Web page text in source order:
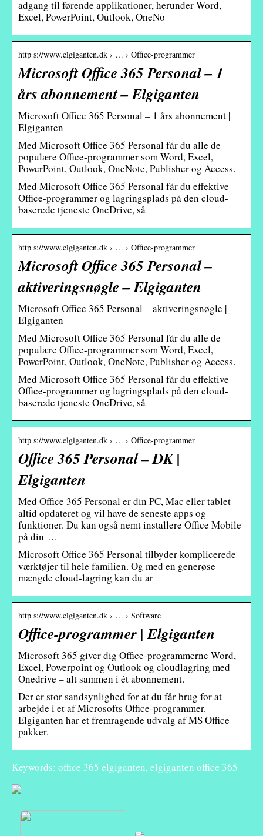
adgang til førende applikationer, herunder Word,
Excel, PowerPoint, Outlook, OneNo
http s://www.elgiganten.dk › … › Office-programmer
Microsoft Office 365 Personal – 1
års abonnement – Elgiganten
Microsoft Office 365 Personal – 1 års abonnement |
Elgiganten
Med Microsoft Office 365 Personal får du alle de
populære Office-programmer som Word, Excel,
PowerPoint, Outlook, OneNote, Publisher og Access.
Med Microsoft Office 365 Personal får du effektive
Office-programmer og lagringsplads på den cloud-
baserede tjeneste OneDrive, så
http s://www.elgiganten.dk › … › Office-programmer
Microsoft Office 365 Personal –
aktiveringsnøgle – Elgiganten
Microsoft Office 365 Personal – aktiveringsnøgle |
Elgiganten
Med Microsoft Office 365 Personal får du alle de
populære Office-programmer som Word, Excel,
PowerPoint, Outlook, OneNote, Publisher og Access.
Med Microsoft Office 365 Personal får du effektive
Office-programmer og lagringsplads på den cloud-
baserede tjeneste OneDrive, så
http s://www.elgiganten.dk › … › Office-programmer
Office 365 Personal – DK |
Elgiganten
Med Office 365 Personal er din PC, Mac eller tablet
altid opdateret og vil have de seneste apps og
funktioner. Du kan også nemt installere Office Mobile
på din …
Microsoft Office 365 Personal tilbyder komplicerede
værktøjer til hele familien. Og med en generøse
mængde cloud-lagring kan du ar
http s://www.elgiganten.dk › … › Software
Office-programmer | Elgiganten
Microsoft 365 giver dig Office-programmerne Word,
Excel, Powerpoint og Outlook og cloudlagring med
Onedrive – alt sammen i ét abonnement.
Der er stor sandsynlighed for at du får brug for at
arbejde i et af Microsofts Office-programmer.
Elgiganten har et fremragende udvalg af MS Office
pakker.
Keywords: office 365 elgiganten, elgiganten office 365